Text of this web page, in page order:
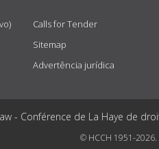
Calls for Tender
Sitemap
Advertência jurídica
- Conférence de La Haye de
© HCCH 1951-2026.